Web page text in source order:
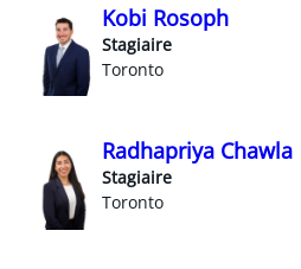
Kobi Rosoph
Stagiaire
Toronto
Radhapriya Chawla
Stagiaire
Toronto